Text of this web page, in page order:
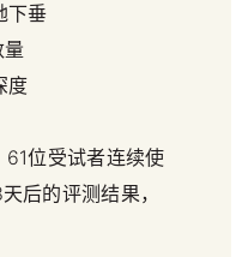
下垂
度
位受试者连续使
后的评测结果，